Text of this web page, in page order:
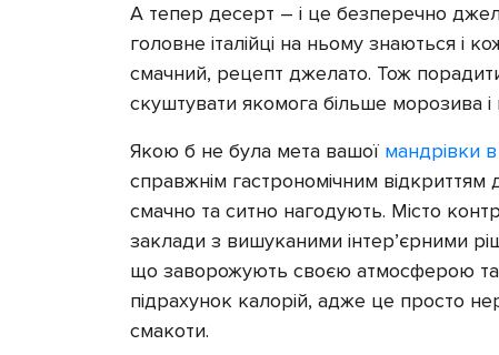
А тепер десерт – і це безперечно
головне італійці на ньому знаються і
смачний, рецепт джелато. Тож
скуштувати якомога більше морозива
Якою б не була мета вашої мандрівки
справжнім гастрономічним
смачно та ситно нагодують. Місто
заклади з вишуканими інтер’єрними
що заворожують своєю атмосферою та
підрахунок калорій, адже це просто
смакоти.